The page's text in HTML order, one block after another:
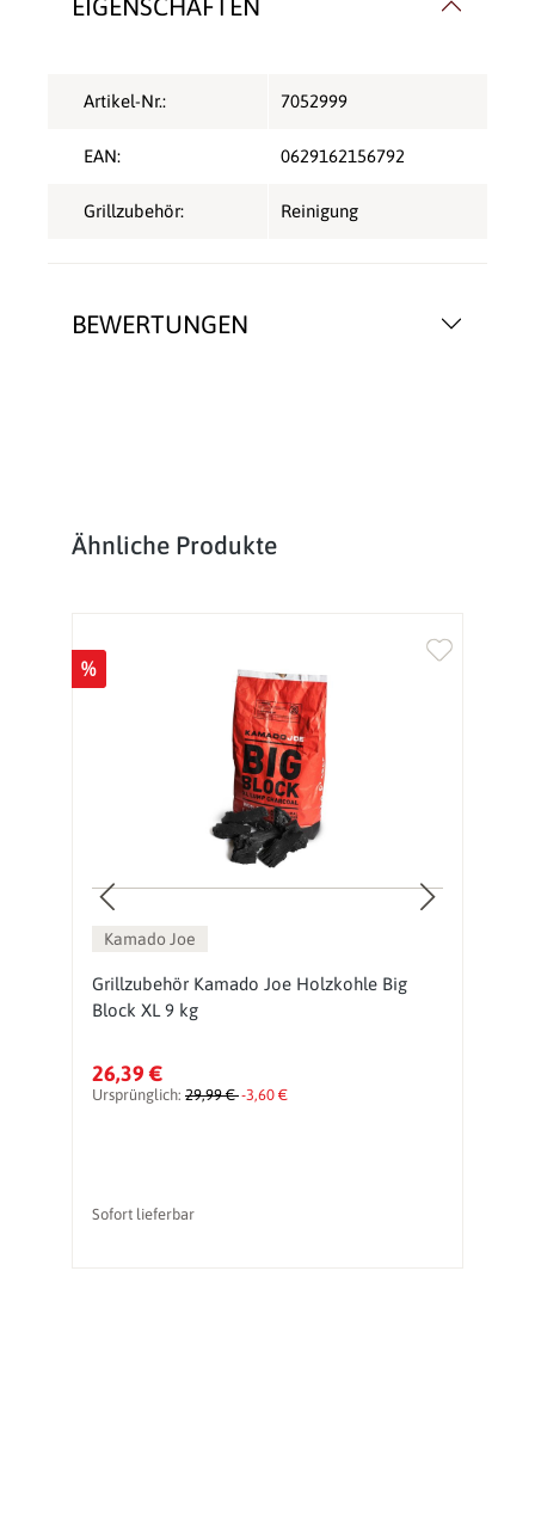
BEWERTUNGEN
EIGENSCHAFTEN
Artikel-Nr.: 7052999
EAN: 0629162156792
Grillzubehör: Reinigung
Produktgalerie überspringen
Ähnliche Produkte
%
Kamado Joe
Grillzubehör Kamado Joe Holzkohle Big
Block XL 9 kg
26,39 €
Ursprünglich: 29,99 €-3,60 €
Sofort lieferbar